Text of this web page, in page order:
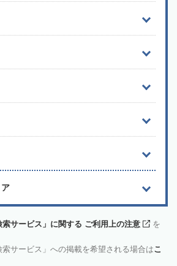
索サービス」に関する ご利用上の注意
を
索サービス」への掲載を希望される場合はこ